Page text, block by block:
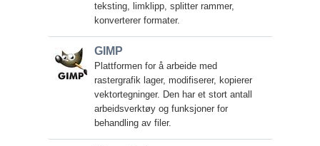
teksting, limklipp, splitter rammer,
konverterer formater.
GIMP
Plattformen for å arbeide med
rastergrafik lager, modifiserer, kopierer
vektortegninger. Den har et stort antall
arbeidsverktøy og funksjoner for
behandling av filer.